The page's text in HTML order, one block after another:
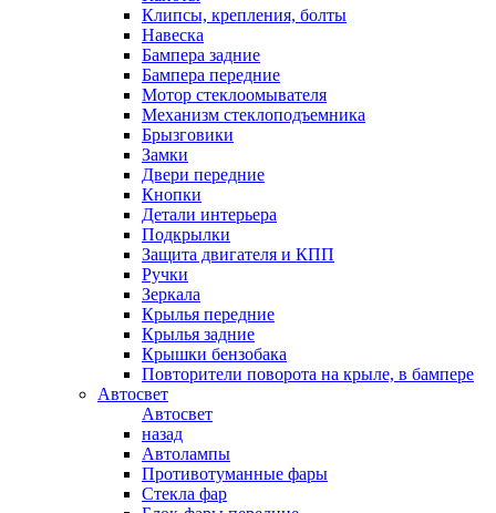
Клипсы, крепления, болты
Навеска
Бампера задние
Бампера передние
Мотор стеклоомывателя
Механизм стеклоподъемника
Брызговики
Замки
Двери передние
Кнопки
Детали интерьера
Подкрылки
Защита двигателя и КПП
Ручки
Зеркала
Крылья передние
Крылья задние
Крышки бензобака
Повторители поворота на крыле, в бампере
Автосвет
Автосвет
назад
Автолампы
Противотуманные фары
Стекла фар